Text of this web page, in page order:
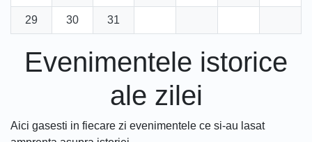
29 30 31
Evenimentele istorice
ale zilei
Aici gasesti in fiecare zi evenimentele ce si-au lasat